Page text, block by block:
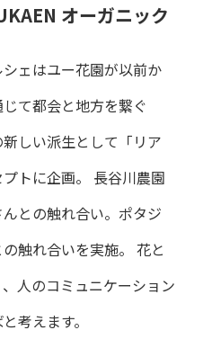
オーガニック
ェはユー花園が以前か
て都会と地方を繋ぐ
新しい派生として「リア
トに企画。 長谷川農園
との触れ合い。ポタジ
触れ合いを実施。 花と
人のコミュニケーション
考えます。